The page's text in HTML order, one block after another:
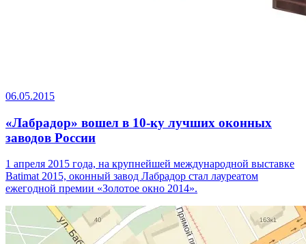
06.05.2015
«Лабрадор» вошел в 10-ку лучших оконных
заводов России
1 апреля 2015 года, на крупнейшей международной выставке
Batimat 2015, оконный завод Лабрадор стал лауреатом
ежегодной премии «Золотое окно 2014».